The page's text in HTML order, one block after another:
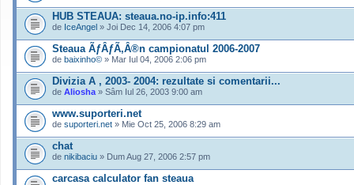
HUB STEAUA: steaua.no-ip.info:411
de IceAngel » Joi Dec 14, 2006 4:07 pm
Steaua ÃƒÂƒÃ‚Â®n campionatul 2006-2007
de baixinho© » Mar Iul 04, 2006 2:06 pm
Divizia A , 2003- 2004: rezultate si comentarii...
de Aliosha » Sâm Iul 26, 2003 9:00 am
www.suporteri.net
de suporteri.net » Mie Oct 25, 2006 8:29 am
chat
de nikibaciu » Dum Aug 27, 2006 2:57 pm
carcasa calculator fan steaua